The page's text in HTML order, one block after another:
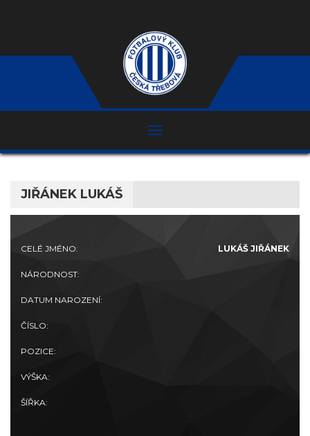
JIŘÁNEK LUKÁŠ
CELÉ JMÉNO: LUKÁŠ JIŘÁNEK
NÁRODNOST:
DATUM NAROZENÍ:
ČÍSLO:
POZICE:
VÝŠKA:
ŠÍŘKA: